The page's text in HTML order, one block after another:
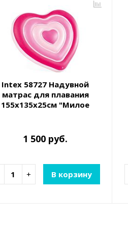
Intex 58727 Надувной
матрас для плавания
155х135х25см "Милое
1 500 руб.
+ В корзину